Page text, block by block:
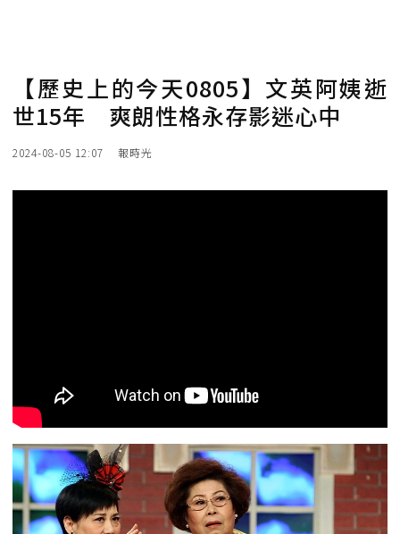
【歷史上的今天0805】文英阿姨逝
世15年 爽朗性格永存影迷心中
2024-08-05 12:07 報時光